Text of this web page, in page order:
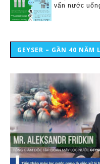
vấn nước
GEYSER – GẦN 40 NĂM